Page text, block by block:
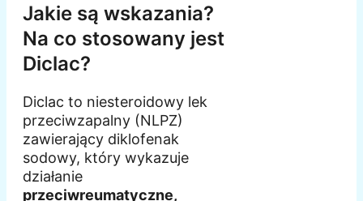
Jakie są wskazania?
Na co stosowany jest
Diclac?
Diclac to niesteroidowy lek
przeciwzapalny (NLPZ)
zawierający diklofenak
sodowy, który wykazuje
działanie
przeciwreumatyczne,